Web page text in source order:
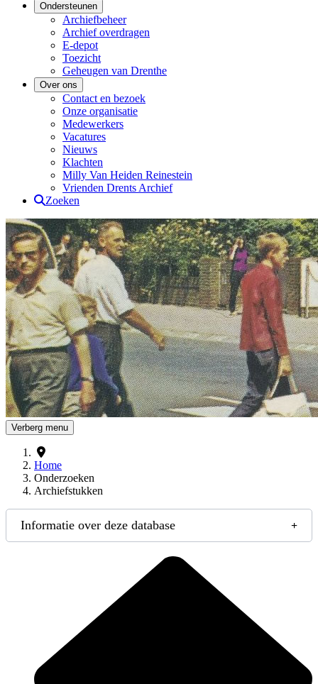
Ondersteunen
Archiefbeheer
Archief overdragen
E-depot
Toezicht
Geheugen van Drenthe
Over ons
Contact en bezoek
Onze organisatie
Medewerkers
Vacatures
Nieuws
Klachten
Milly Van Heiden Reinestein
Vrienden Drents Archief
Zoeken
Drents Archief
Verberg menu
Home
Onderzoeken
Archiefstukken
Informatie over deze database